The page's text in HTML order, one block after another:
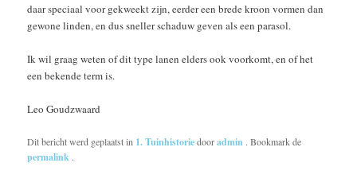
daar speciaal voor gekweekt zijn, eerder een brede kroon vormen dan
gewone linden, en dus sneller schaduw geven als een parasol.
Ik wil graag weten of dit type lanen elders ook voorkomt, en of het
een bekende term is.
Leo Goudzwaard
Dit bericht werd geplaatst in 1. Tuinhistoriedooradmin . Bookmark de
permalink .